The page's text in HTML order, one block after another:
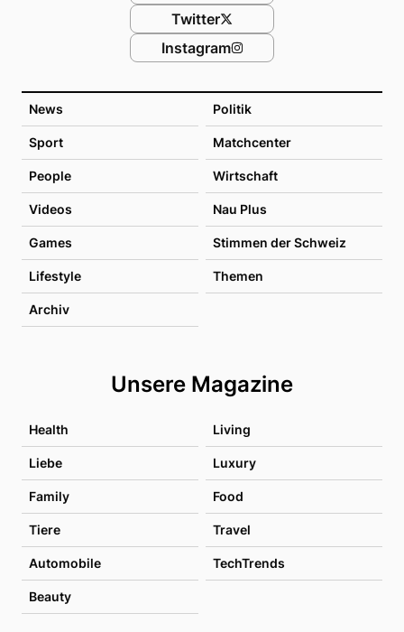
News Politik
Sport Matchcenter
People Wirtschaft
Videos Nau Plus
Games Stimmen der Schweiz
Lifestyle Themen
Archiv
Unsere Magazine
Health Living
Liebe Luxury
Family Food
Tiere Travel
Automobile TechTrends
Beauty
Twitter
Instagram